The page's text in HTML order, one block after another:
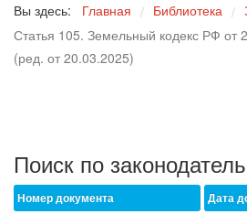
Вы здесь: Главная / Библиотека /
Статья 105. Земельный кодекс РФ от
(ред. от 20.03.2025)
Поиск по
Номер документа Дата